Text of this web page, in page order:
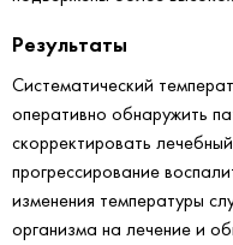
Результаты
Систематический
оперативно обнаружить
скорректировать
прогрессирование
изменения температуры
организма на лечение и